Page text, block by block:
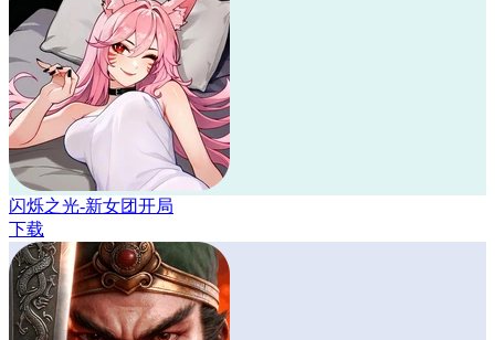
闪烁之光-新女团开局
下载